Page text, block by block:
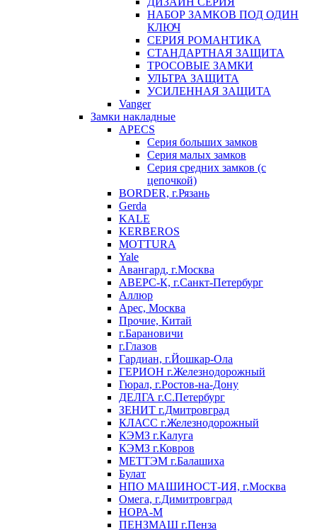
НАБОР ЗАМКОВ ПОД ОДИН
КЛЮЧ
СЕРИЯ РОМАНТИКА
СТАНДАРТНАЯ ЗАЩИТА
ТРОСОВЫЕ ЗАМКИ
УЛЬТРА ЗАЩИТА
УСИЛЕННАЯ ЗАЩИТА
Vanger
Замки накладные
APECS
Серия больших замков
Серия малых замков
Серия средних замков (с
цепочкой)
BORDER, г.Рязань
Gerda
KALE
KERBEROS
MOTTURA
Yale
Авангард, г.Москва
АВЕРС-К, г.Санкт-Петербург
Аллюр
Арес, Москва
Прочие, Китай
г.Барановичи
г.Глазов
Гардиан, г.Йошкар-Ола
ГЕРИОН г.Железнодорожный
Гюрал, г.Ростов-на-Дону
ДЕЛГА г.С.Петербург
ЗЕНИТ г.Дмитровград
КЛАСС г.Железнодорожный
КЭМЗ г.Калуга
КЭМЗ г.Ковров
МЕТТЭМ г.Балашиха
Булат
НПО МАШИНОСТ-ИЯ, г.Москва
Омега, г.Димитровград
НОРА-М
ПЕНЗМАШ г.Пенза